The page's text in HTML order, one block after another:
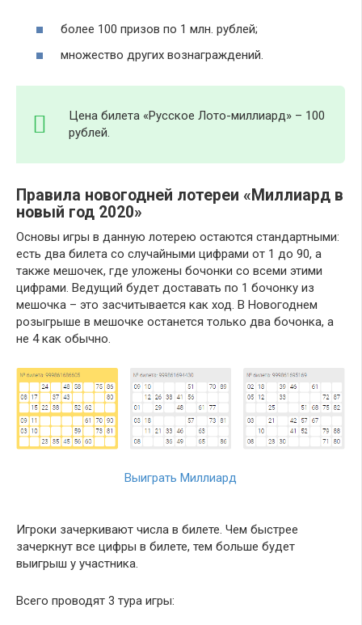
более 100 призов по 1 млн. рублей;
множество других вознаграждений.
Цена билета «Русское Лото-миллиард» – 100
рублей.
Правила новогодней лотереи «Миллиард в
новый год 2020»
Основы игры в данную лотерею остаются стандартными:
есть два билета со случайными цифрами от 1 до 90, а
также мешочек, где уложены бочонки со всеми этими
цифрами. Ведущий будет доставать по 1 бочонку из
мешочка – это засчитывается как ход. В Новогоднем
розыгрыше в мешочке останется только два бочонка, а
не 4 как обычно.
Выиграть Миллиард
Игроки зачеркивают числа в билете. Чем быстрее
зачеркнут все цифры в билете, тем больше будет
выигрыш у участника.
Всего проводят 3 тура игры: